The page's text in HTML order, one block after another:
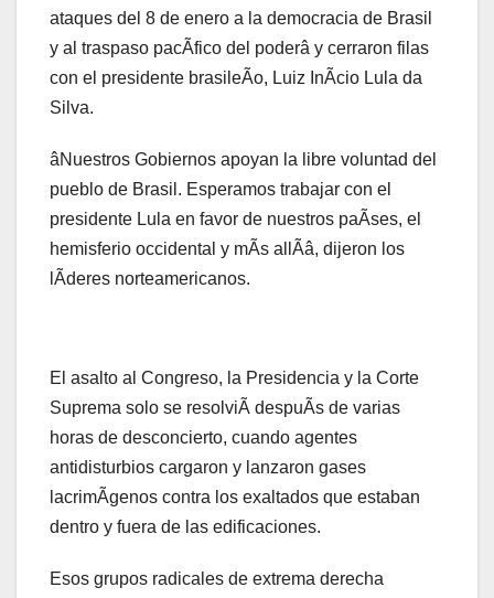
ataques del 8 de enero a la democracia de Brasil
y al traspaso pacÃfico del poderâ y cerraron filas
con el presidente brasileÃo, Luiz InÃcio Lula da
Silva.
âNuestros Gobiernos apoyan la libre voluntad del
pueblo de Brasil. Esperamos trabajar con el
presidente Lula en favor de nuestros paÃses, el
hemisferio occidental y mÃs allÃâ, dijeron los
lÃderes norteamericanos.
El asalto al Congreso, la Presidencia y la Corte
Suprema solo se resolviÃ despuÃs de varias
horas de desconcierto, cuando agentes
antidisturbios cargaron y lanzaron gases
lacrimÃgenos contra los exaltados que estaban
dentro y fuera de las edificaciones.
Esos grupos radicales de extrema derecha